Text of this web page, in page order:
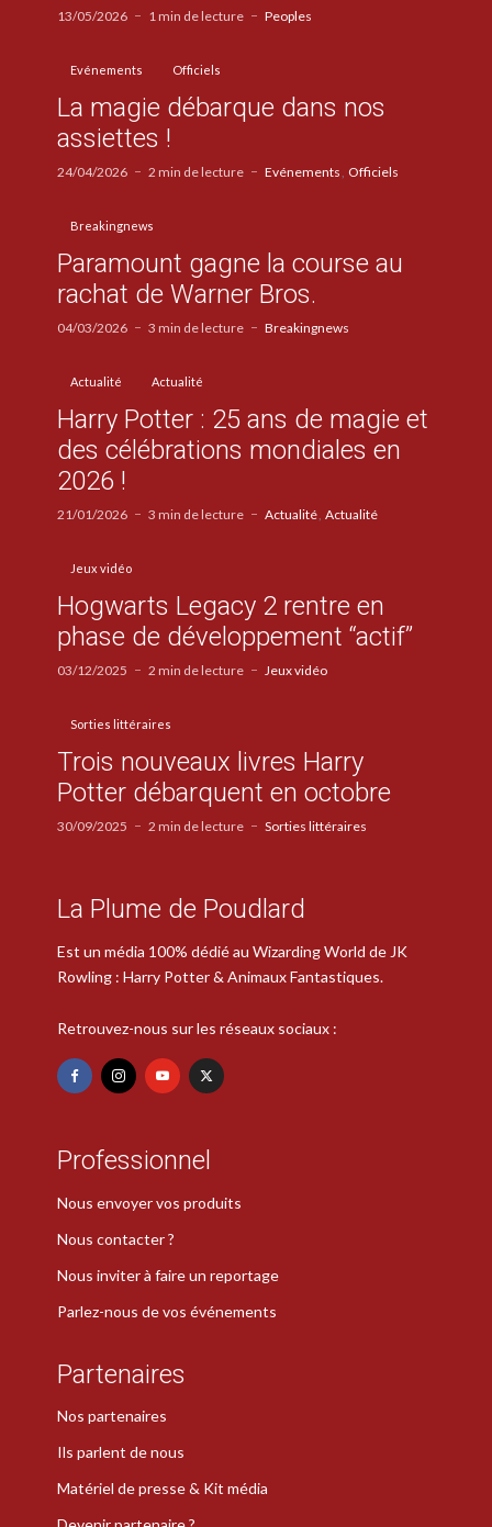
13/05/2026 1 min de lecture Peoples
Evénements Officiels
La magie débarque dans nos
assiettes !
24/04/2026 2 min de lecture Evénements Officiels
Breakingnews
Paramount gagne la course au
rachat de Warner Bros.
04/03/2026 3 min de lecture Breakingnews
Actualité Actualité
Harry Potter : 25 ans de magie et
des célébrations mondiales en
2026 !
21/01/2026 3 min de lecture Actualité Actualité
Jeux vidéo
Hogwarts Legacy 2 rentre en
phase de développement “actif”
03/12/2025 2 min de lecture Jeux vidéo
Sorties littéraires
Trois nouveaux livres Harry
Potter débarquent en octobre
30/09/2025 2 min de lecture Sorties littéraires
La Plume de Poudlard
Est un média 100% dédié au Wizarding World de JK
Rowling : Harry Potter & Animaux Fantastiques.
Retrouvez-nous sur les réseaux sociaux :
Professionnel
Nous envoyer vos produits
Nous contacter ?
Nous inviter à faire un reportage
Parlez-nous de vos événements
Partenaires
Nos partenaires
Ils parlent de nous
Matériel de presse & Kit média